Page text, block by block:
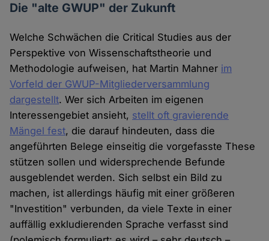
Die "alte GWUP" der Zukunft
Welche Schwächen die Critical Studies aus der
Perspektive von Wissenschaftstheorie und
Methodologie aufweisen, hat Martin Mahner im
Vorfeld der GWUP-Mitgliederversammlung
dargestellt. Wer sich Arbeiten im eigenen
Interessengebiet ansieht, stellt oft gravierende
Mängel fest, die darauf hindeuten, dass die
angeführten Belege einseitig die vorgefasste These
stützen sollen und widersprechende Befunde
ausgeblendet werden. Sich selbst ein Bild zu
machen, ist allerdings häufig mit einer größeren
"Investition" verbunden, da viele Texte in einer
auffällig exkludierenden Sprache verfasst sind